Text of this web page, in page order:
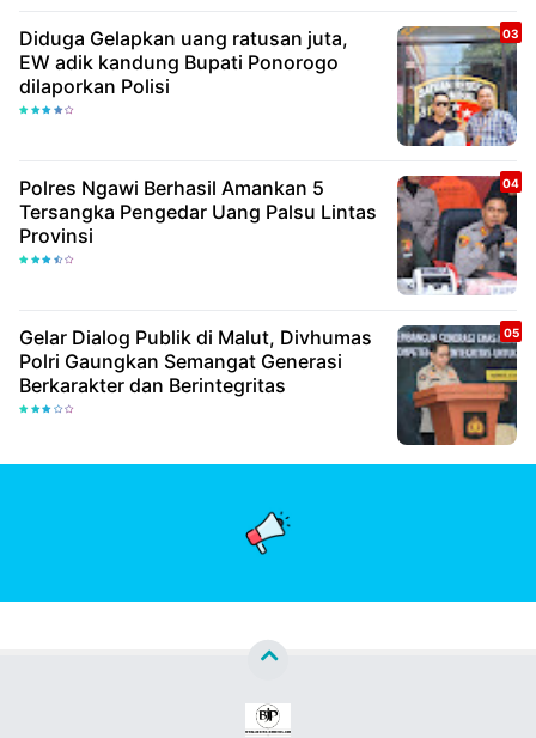
Diduga Gelapkan uang ratusan juta,
EW adik kandung Bupati Ponorogo
dilaporkan Polisi
Polres Ngawi Berhasil Amankan 5
Tersangka Pengedar Uang Palsu Lintas
Provinsi
Gelar Dialog Publik di Malut, Divhumas
Polri Gaungkan Semangat Generasi
Berkarakter dan Berintegritas